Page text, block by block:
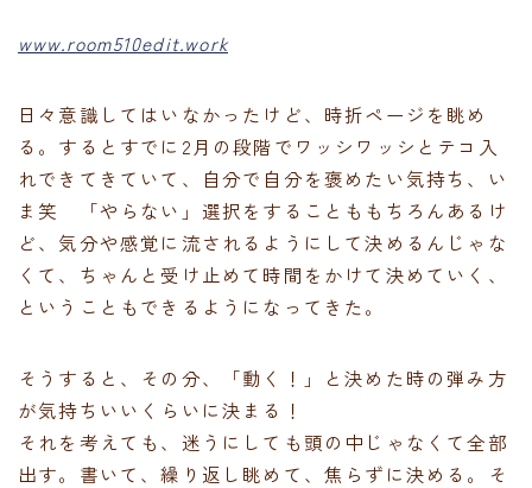
www.room510edit.work
日々意識してはいなかったけど、時折ページを眺め
る。するとすでに2月の段階でワッシワッシとテコ入
れできてきていて、自分で自分を褒めたい気持ち、い
ま笑 「やらない」選択をすることももちろんあるけ
ど、気分や感覚に流されるようにして決めるんじゃな
くて、ちゃんと受け止めて時間をかけて決めていく、
ということもできるようになってきた。
そうすると、その分、「動く！」と決めた時の弾み方
が気持ちいいくらいに決まる！
それを考えても、迷うにしても頭の中じゃなくて全部
出す。書いて、繰り返し眺めて、焦らずに決める。そ